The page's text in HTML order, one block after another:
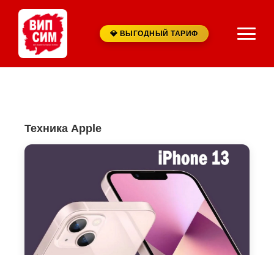
💎 ВЫГОДНЫЙ ТАРИФ
Техника Apple